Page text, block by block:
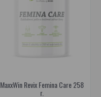
MaxxWin Revix Femina Care 258
г.